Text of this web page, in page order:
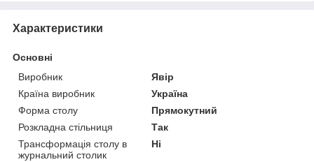
Характеристики
Основні
Виробник
Явір
Країна виробник
Україна
Форма столу
Прямокутний
Розкладна стільниця
Так
Трансформація столу в
журнальний столик
Ні